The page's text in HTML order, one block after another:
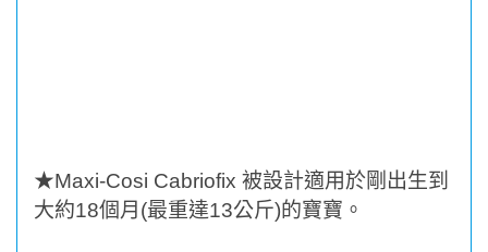
★Maxi-Cosi Cabriofix 被設計適用於剛出生到
大約18個月 (最重達13公斤)的寶寶。